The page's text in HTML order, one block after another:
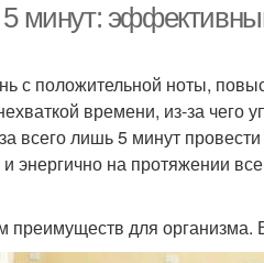
минут:
с положительной ноты,
времени, из-за чего
всего лишь 5 минут
энергично на протяжении
преимуществ для организма.